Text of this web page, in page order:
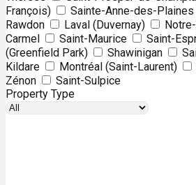
François)
Sainte-Anne-des-Plaines
Rawdon
Laval (Duvernay)
Carmel
Saint-Maurice Saint-
(Greenfield Park)
Shawinigan
Kildare
Montréal (Saint-Laurent)
Zénon
Saint-Sulpice
Property Type